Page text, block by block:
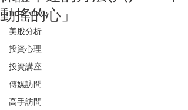
Interview
美股分析
投資心理
投資講座
傳媒訪問
高手訪問
動搖的心」